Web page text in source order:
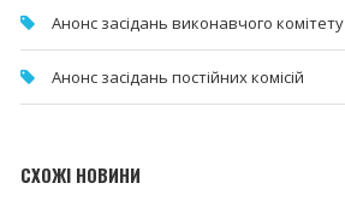
Анонс засідань виконавчого комітету
Анонс засідань постійних комісій
СХОЖІ НОВИНИ